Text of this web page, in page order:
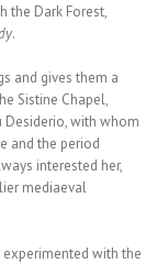
the Dark Forest,
.
and gives them a
Sistine Chapel,
Desiderio, with whom
and the period
interested her,
mediaeval
with the